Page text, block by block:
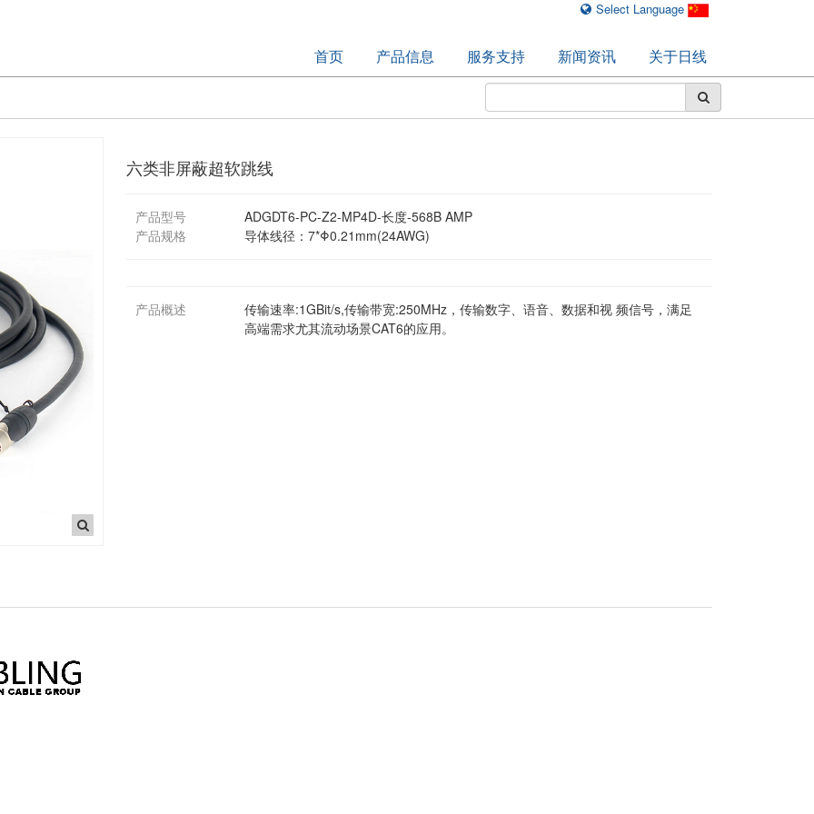
Select Language
首页 产品信息 服务支持 新闻资讯 关于日线
六类非屏蔽超软跳线
产品型号
ADGDT6-PC-Z2-MP4D-长度-568B AMP
产品规格
导体线径：7*Φ0.21mm(24AWG)
产品概述
传输速率:1GBit/s,传输带宽:250MHz，传输数字、语音、数据和视 频信号，满足
高端需求尤其流动场景CAT6的应用。